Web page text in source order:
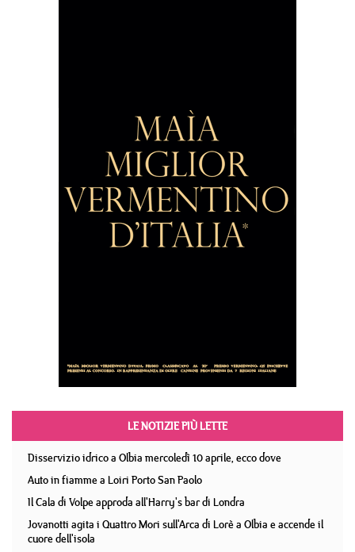
LE NOTIZIE PIÙ LETTE
Disservizio idrico a Olbia mercoledì 10 aprile, ecco dove
Auto in fiamme a Loiri Porto San Paolo
Il Cala di Volpe approda all'Harry's bar di Londra
Jovanotti agita i Quattro Mori sull'Arca di Lorè a Olbia e accende il
cuore dell'isola